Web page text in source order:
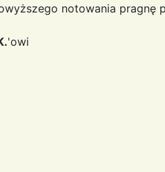
notowania pragnę
'owi